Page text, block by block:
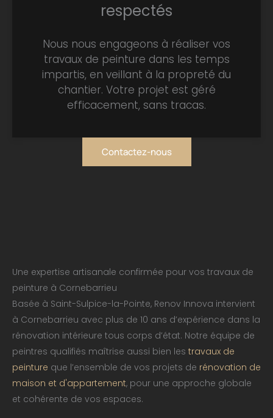
respectés
Nous nous engageons à réaliser vos
travaux de peinture dans les temps
impartis, en veillant à la propreté du
chantier. Votre projet est géré
efficacement, sans tracas.
Contactez-nous
Une expertise artisanale confirmée pour vos travaux de
peinture à Cornebarrieu
Basée à Saint-Sulpice-la-Pointe, Renov Innova intervient
à Cornebarrieu avec plus de 10 ans d’expérience dans la
rénovation intérieure tous corps d’état. Notre équipe de
peintres qualifiés maîtrise aussi bien les travaux de
peinture que l’ensemble de vos projets de rénovation de
maison et d'appartement, pour une approche globale
et cohérente de vos espaces.